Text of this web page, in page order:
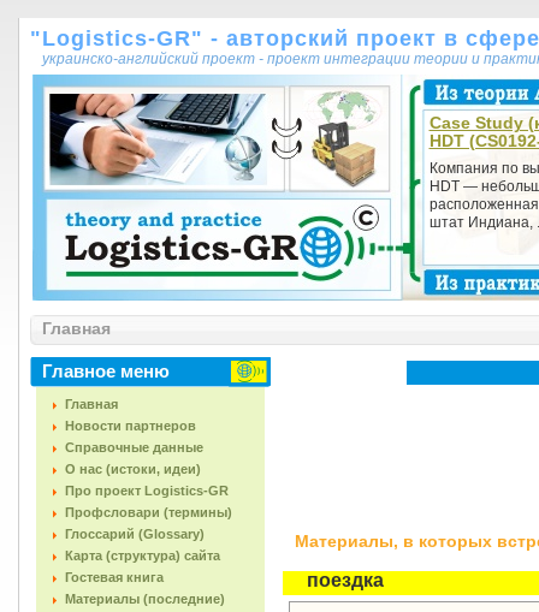
"Logistics-GR" - авторский проект в
украинско-английский проект - проект интеграции теории и
Case Study
HDT
Компания по
HDT —
штат Индиана,
Главная
Главное меню
Главная
Новости партнеров
Справочные данные
О нас (истоки, идеи)
Про проект Logistics-GR
Профсловари (термины)
Глоссарий (Glossary)
Карта (структура) сайта
Гостевая книга
Материалы (последние)
Материалы, в которых
поездка